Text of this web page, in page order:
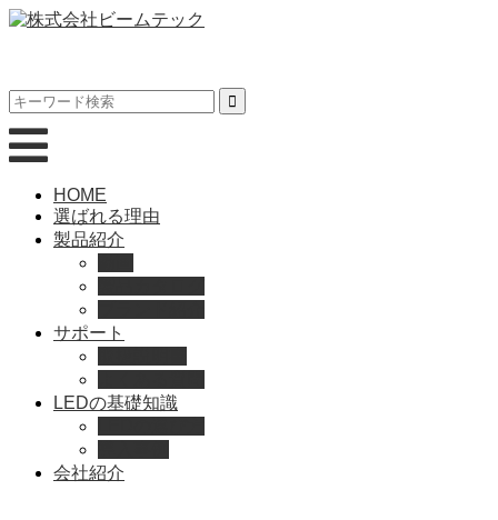
HOME
選ばれる理由
製品紹介
サポート
LEDの基礎知識
会社紹介